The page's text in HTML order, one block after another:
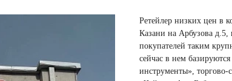
Ретейлер низких цен в
Казани на Арбузова д.5,
покупателей таким
сейчас в нем
инструменты», торгово-